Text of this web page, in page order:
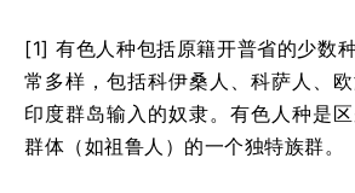
[1] 有色人种包括原籍开普省的少数
常多样，包括科伊桑人、科萨人、
印度群岛输入的奴隶。有色人种是
群体（如祖鲁人）的一个独特族群。